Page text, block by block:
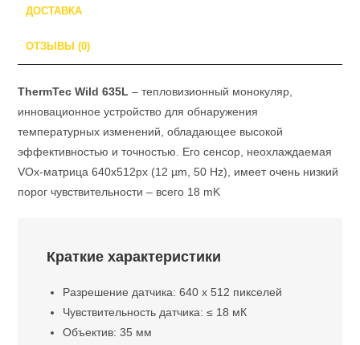
ДОСТАВКА
ОТЗЫВЫ (0)
ThermTec Wild 635L – тепловизионный монокуляр,
инновационное устройство для обнаружения
температурных изменений, обладающее высокой
эффективностью и точностью. Его сенсор, неохлаждаемая
VOx-матрица 640x512px (12 µm, 50 Hz), имеет очень низкий
порог чувствительности – всего 18 mK
Краткие характеристики
Разрешение датчика: 640 x 512 пикселей
Чувствительность датчика: ≤ 18 мК
Объектив: 35 мм